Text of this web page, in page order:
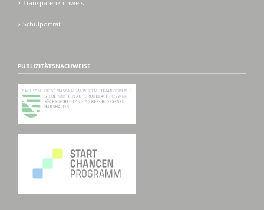
Transparenzhinweis
Schulporträt
PUBLIZITÄTSNACHWEISE